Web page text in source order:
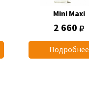
Mini Maxi
2 660
Подробнее